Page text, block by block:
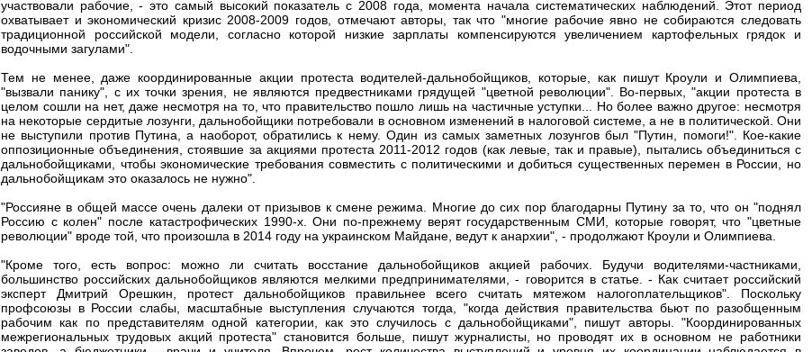
участвовали рабочие, - это самый высокий показатель с 2008 года, момента начала систематических наблюдений. Этот период
охватывает и экономический кризис 2008-2009 годов, отмечают авторы, так что "многие рабочие явно не собираются следовать
традиционной российской модели, согласно которой низкие зарплаты компенсируются увеличением картофельных грядок и
водочными загулами".
Тем не менее, даже координированные акции протеста водителей-дальнобойщиков, которые, как пишут Кроули и Олимпиева,
"вызвали панику", с их точки зрения, не являются предвестниками грядущей "цветной революции". Во-первых, "акции протеста в
целом сошли на нет, даже несмотря на то, что правительство пошло лишь на частичные уступки... Но более важно другое: несмотря
на некоторые сердитые лозунги, дальнобойщики потребовали в основном изменений в налоговой системе, а не в политической. Они
не выступили против Путина, а наоборот, обратились к нему. Один из самых заметных лозунгов был "Путин, помоги!". Кое-какие
оппозиционные объединения, стоявшие за акциями протеста 2011-2012 годов (как левые, так и правые), пытались объединиться с
дальнобойщиками, чтобы экономические требования совместить с политическими и добиться существенных перемен в России, но
дальнобойщикам это оказалось не нужно".
"Россияне в общей массе очень далеки от призывов к смене режима. Многие до сих пор благодарны Путину за то, что он "поднял
Россию с колен" после катастрофических 1990-х. Они по-прежнему верят государственным СМИ, которые говорят, что "цветные
революции" вроде той, что произошла в 2014 году на украинском Майдане, ведут к анархии", - продолжают Кроули и Олимпиева.
"Кроме того, есть вопрос: можно ли считать восстание дальнобойщиков акцией рабочих. Будучи водителями-частниками,
большинство российских дальнобойщиков являются мелкими предпринимателями, - говорится в статье. - Как считает российский
эксперт Дмитрий Орешкин, протест дальнобойщиков правильнее всего считать мятежом налогоплательщиков". Поскольку
профсоюзы в России слабы, масштабные выступления случаются тогда, "когда действия правительства бьют по разобщенным
рабочим как по представителям одной категории, как это случилось с дальнобойщиками", пишут авторы. "Координированных
межрегиональных трудовых акций протеста" становится больше, пишут журналисты, но проводят их в основном не работники